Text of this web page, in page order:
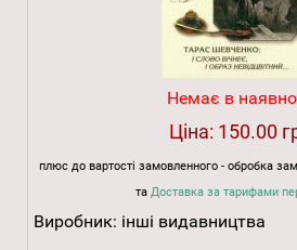
Немає в
Ціна: 150.00
плюс до вартості замовленного - обробка
та Доставка за тарифами
Виробник: інші видавництва